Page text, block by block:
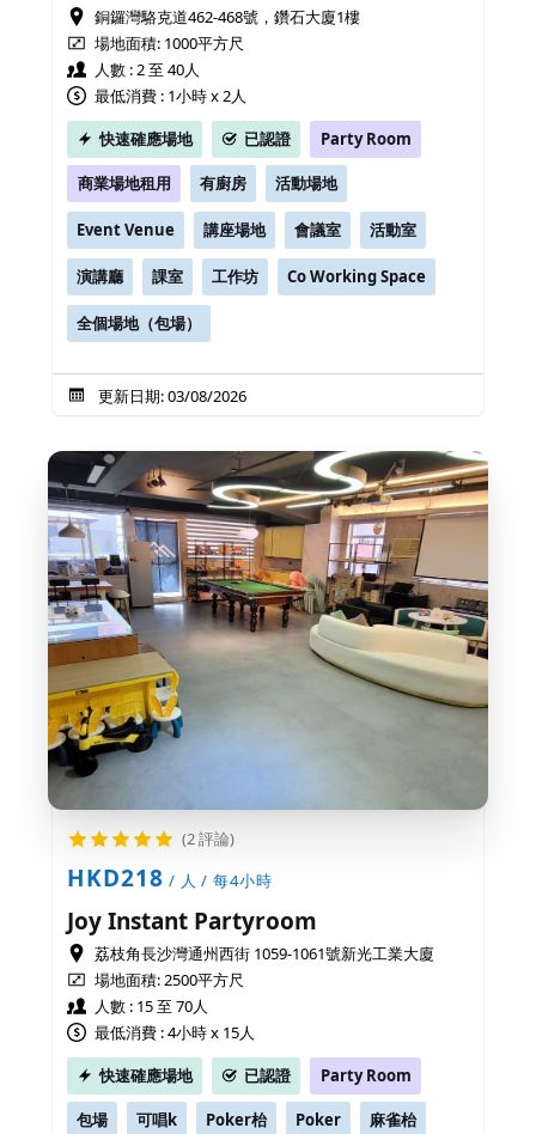
銅鑼灣駱克道462-468號，鑽石大廈1樓
場地面積: 1000平方尺
人數 : 2 至 40人
最低消費 : 1小時 x 2人
快速確應場地
已認證 Party Room
商業場地租用 有廚房 活動場地
Event Venue 講座場地 會議室 活動室
演講廳 課室 工作坊 Co Working Space
全個場地（包場）
更新日期: 03/08/2026
(2 評論)
HKD218 / 人 / 每4小時
Joy Instant Partyroom
荔枝角長沙灣通州西街 1059-1061號新光工業大廈
場地面積:2500平方尺
人數 : 15 至 70人
最低消費 : 4小時 x 15人
快速確應場地
已認證 Party Room
包場 可唱k Poker枱 Poker 麻雀枱